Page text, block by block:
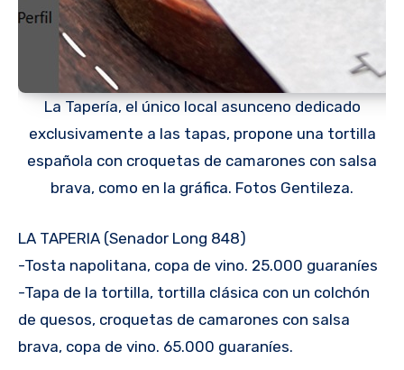
La Tapería, el único local asunceno dedicado
exclusivamente a las tapas, propone una tortilla
española con croquetas de camarones con salsa
brava, como en la gráfica. Fotos Gentileza.
LA TAPERIA (Senador Long 848)
-Tosta napolitana, copa de vino. 25.000 guaraníes
-Tapa de la tortilla, tortilla clásica con un colchón
de quesos, croquetas de camarones con salsa
brava, copa de vino. 65.000 guaraníes.